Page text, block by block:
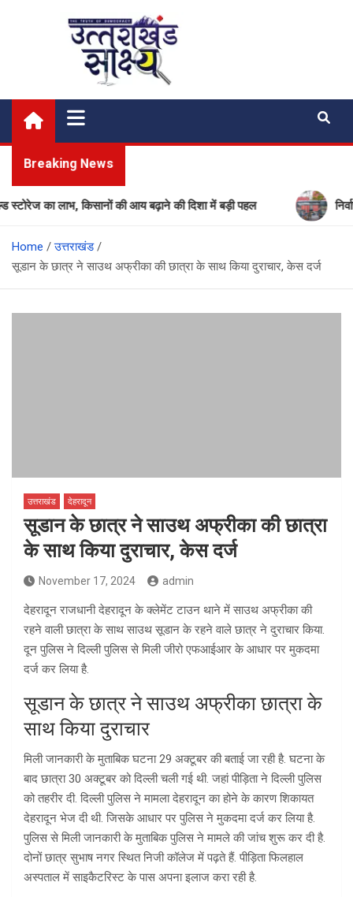
Uttarakhand Shakshya
My News Portal
Breaking News
लाभ, किसानों की आय बढ़ाने की दिशा में बड़ी पहल निर्वाचन
Home
उत्तराखंड
सूडान के छात्र ने साउथ अफ्रीका की छात्रा के साथ किया दुराचार, केस दर्ज
उत्तराखंड देहरादून
सूडान के छात्र ने साउथ अफ्रीका की छात्रा
के साथ किया दुराचार, केस दर्ज
November 17, 2024 admin
देहरादून राजधानी देहरादून के क्लेमेंट टाउन थाने में साउथ अफ्रीका की
रहने वाली छात्रा के साथ साउथ सूडान के रहने वाले छात्र ने दुराचार किया.
दून पुलिस ने दिल्ली पुलिस से मिली जीरो एफआईआर के आधार पर मुकदमा
दर्ज कर लिया है.
सूडान के छात्र ने साउथ अफ्रीका छात्रा के
साथ किया दुराचार
मिली जानकारी के मुताबिक घटना 29 अक्टूबर की बताई जा रही है. घटना के
बाद छात्रा 30 अक्टूबर को दिल्ली चली गई थी. जहां पीड़िता ने दिल्ली पुलिस
को तहरीर दी. दिल्ली पुलिस ने मामला देहरादून का होने के कारण शिकायत
देहरादून भेज दी थी. जिसके आधार पर पुलिस ने मुकदमा दर्ज कर लिया है.
पुलिस से मिली जानकारी के मुताबिक पुलिस ने मामले की जांच शुरू कर दी है.
दोनों छात्र सुभाष नगर स्थित निजी कॉलेज में पढ़ते हैं. पीड़िता फिलहाल
अस्पताल में साइकैटरिस्ट के पास अपना इलाज करा रही है.